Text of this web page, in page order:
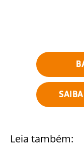
Leia também: